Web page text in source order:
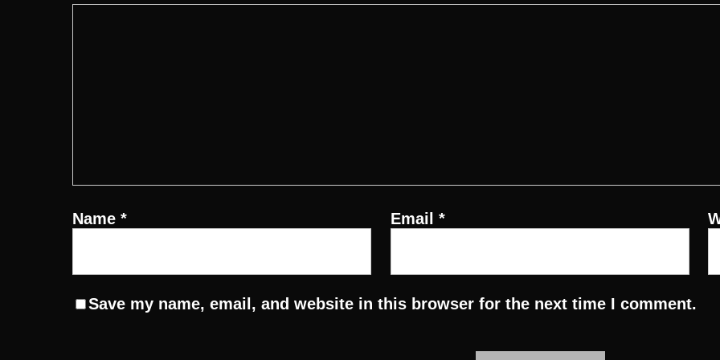
Name * Email *
Save my name, email, and website in this browser for the next time I comment.